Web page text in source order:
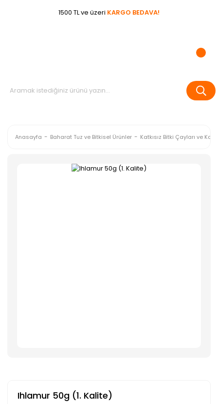
1500 TL ve üzeri KARGO BEDAVA!
Anasayfa Baharat Tuz ve Bitkisel Ürünler Katkısız Bitki Çayları ve
Ihlamur 50g (1. Kalite)